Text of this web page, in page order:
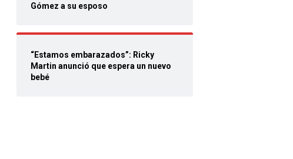
Gómez a su esposo
“Estamos embarazados”: Ricky
Martin anunció que espera un nuevo
bebé